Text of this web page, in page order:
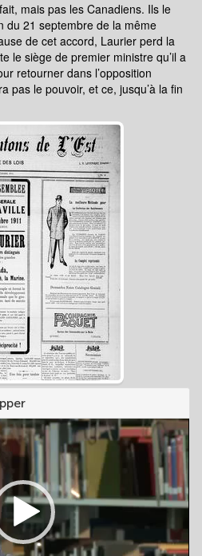
mais pas les Canadiens. Ils le
du 21 septembre de la même
de cet accord, Laurier perd la
le siège de premier ministre qu’il a
retourner dans l’opposition
pas le pouvoir, et ce, jusqu’à la fin